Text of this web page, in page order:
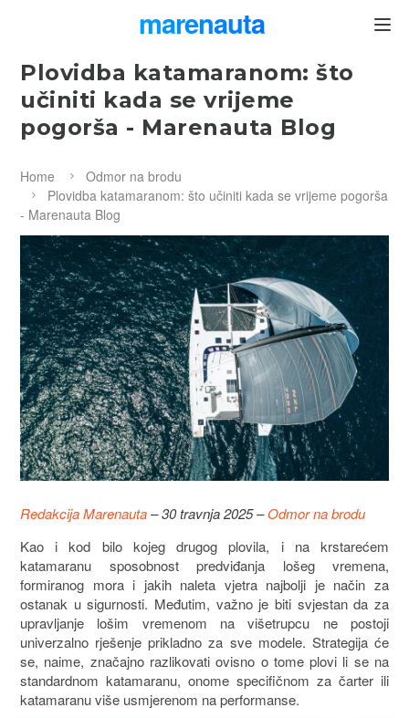
marenauta
Plovidba katamaranom: što
učiniti kada se vrijeme
pogorša - Marenauta Blog
Home
Odmor na brodu
Plovidba katamaranom: što učiniti kada se vrijeme pogorša
- Marenauta Blog
Redakcija Marenauta– 30 travnja 2025 –Odmor na brodu
Kao i kod bilo kojeg drugog plovila, i na krstarećem
katamaranu sposobnost predviđanja lošeg vremena,
formiranog mora i jakih naleta vjetra najbolji je način za
ostanak u sigurnosti. Međutim, važno je biti svjestan da za
upravljanje lošim vremenom na višetrupcu ne postoji
univerzalno rješenje prikladno za sve modele. Strategija će
se, naime, značajno razlikovati ovisno o tome plovi li se na
standardnom katamaranu, onome specifičnom za čarter ili
katamaranu više usmjerenom na performanse.